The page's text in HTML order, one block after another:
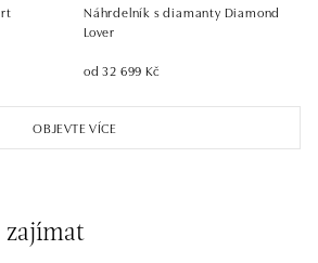
09:00
01 Bratislava
OC Avion, Bratislava
04 Bratislava
OBJEVTE VÍCE
Náhrdelník s diamanty Diamond
Lover
od 32 699 Kč
zajímat